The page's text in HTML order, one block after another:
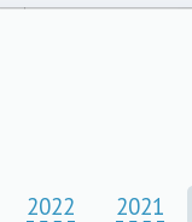
2022
2021